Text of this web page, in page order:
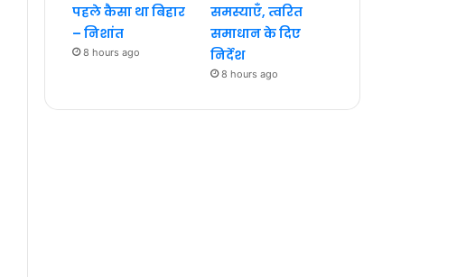
पहले कैसा था बिहार
– निशांत
8 hours ago
समस्याएँ, त्वरित
समाधान के दिए
निर्देश
8 hours ago